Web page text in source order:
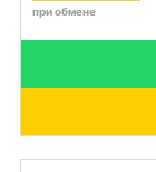
при обмене